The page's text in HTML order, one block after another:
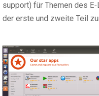
support) für Themen des
der erste und zweite Teil